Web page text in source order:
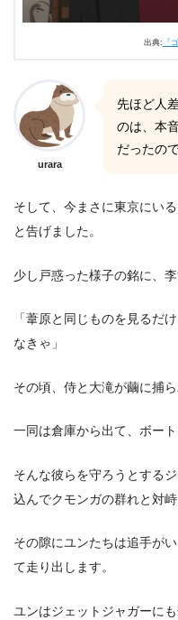
出典: 『
urara
先ほど人
のは、本
だったの
そして、今まさに東京にい
と告げました。
少し戸惑った様子の銘に、
「葦原と同じものを見るだ
なきゃ」
その頃、侍と大滝が繭に捕
一同は倉庫から出て、ボート
そんな彼らを守ろうとする
込んでクモンガの群れと対峙
その隙にユンたちは追手が
て走り出します。
ユンはジェットジャガーに